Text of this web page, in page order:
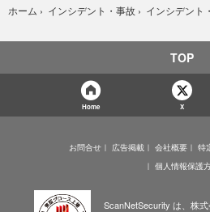
ホーム › インシデント・事故 › インシデント
TOP
Home X
お問合せ 広告掲載 会社概要
特
個人情報保護
ScanNetSecurity は、株